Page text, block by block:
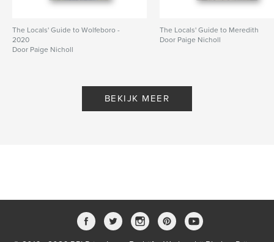
The Locals' Guide to Wolfeboro -
2020
Door Paige Nicholl
The Locals' Guide to Meredith
Door Paige Nicholl
BEKIJK MEER